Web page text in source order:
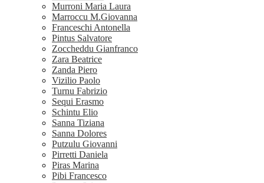
Murroni Maria Laura
Marroccu M.Giovanna
Franceschi Antonella
Pintus Salvatore
Zoccheddu Gianfranco
Zara Beatrice
Zanda Piero
Vizilio Paolo
Turnu Fabrizio
Sequi Erasmo
Schintu Elio
Sanna Tiziana
Sanna Dolores
Putzulu Giovanni
Pirretti Daniela
Piras Marina
Pibi Francesco